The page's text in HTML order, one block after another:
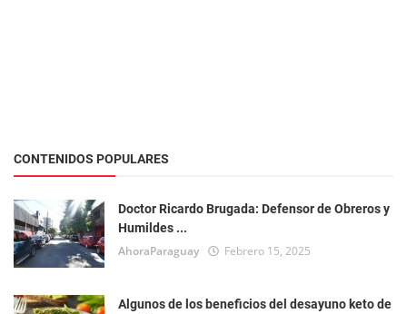
CONTENIDOS POPULARES
Doctor Ricardo Brugada: Defensor de Obreros y
Humildes ...
AhoraParaguay Febrero 15, 2025
Algunos de los beneficios del desayuno keto de